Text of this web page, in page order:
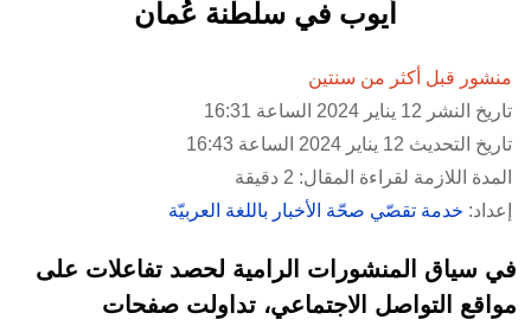
أيوب في سلطنة عُمان
منشور قبل أكثر من سنتين
تاريخ النشر 12 يناير 2024 الساعة 16:31
تاريخ التحديث 12 يناير 2024 الساعة 16:43
المدة اللازمة لقراءة المقال: 2 دقيقة
إعداد: خدمة تقصّي صحّة الأخبار باللغة العربيّة
في سياق المنشورات الرامية لحصد تفاعلات على
مواقع التواصل الاجتماعي، تداولت صفحات